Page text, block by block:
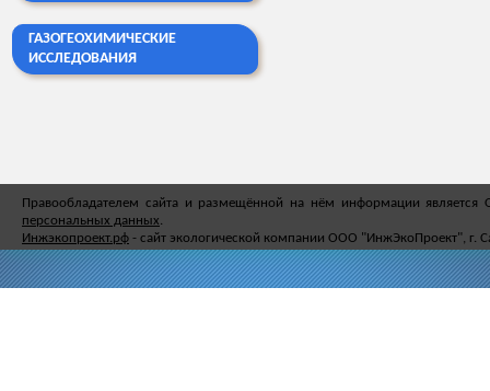
ГАЗОГЕОХИМИЧЕСКИЕ
ИССЛЕДОВАНИЯ
Правообладателем сайта и размещённой на нём информации
персональных данных.
Инжэкопроект.рф - сайт экологической компании ООО "ИнжЭкоПроект", г.